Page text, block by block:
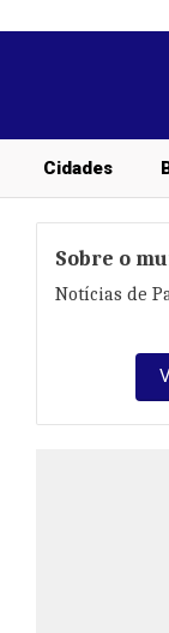
Cidades
Sobre o
Notícias de